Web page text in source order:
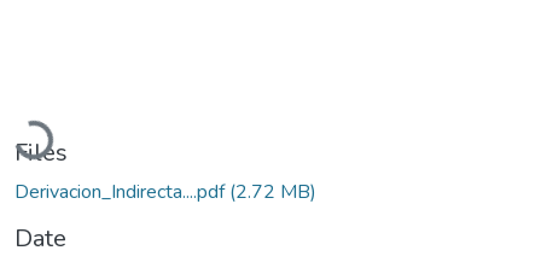
Loading...
Files
Derivacion_Indirecta....pdf(2.72 MB)
Date